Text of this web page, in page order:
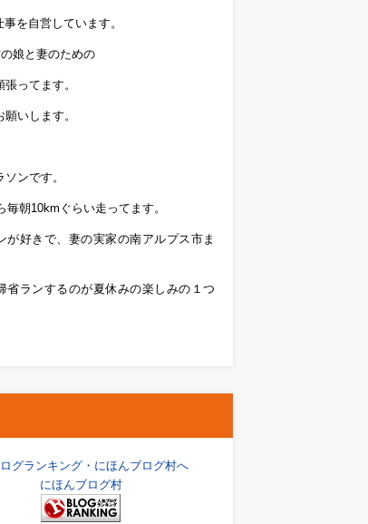
を自営しています。
娘と妻のための
ってます。
願いします。
ンです。
毎朝10kmぐらい走ってます。
が好きで、妻の実家の南アルプス市ま
省ランするのが夏休みの楽しみの１つ
にほんブログ村